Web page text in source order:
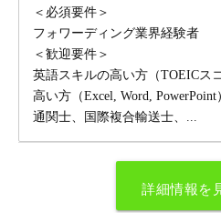
＜必須要件＞
フォワーディング業界経験者
＜歓迎要件＞
英語スキルの高い方（TOEICス
高い方（Excel, Word, PowerPoint
通関士、国際複合輸送士、...
詳細情報を